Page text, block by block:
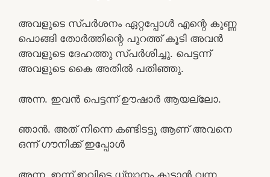
അവളുടെ സ്പർശനം ഏറ്റപ്പോൾ എന്റെ കുണ്ണ
പൊങ്ങി തോർത്തിന്റെ പുറത്ത് കൂടി അവൻ
അവളുടെ ദേഹത്തു സ്പർശിച്ചു. പെട്ടന്ന്
അവളുടെ കൈ അതിൽ പതിഞ്ഞു.
അന്ന. ഇവൻ പെട്ടന്ന് ഊഷാർ ആയല്ലോ.
ഞാൻ. അത് നിന്നെ കണ്ടിടട്ടു ആണ് അവനെ
ഒന്ന് ഗൗനിക്ക് ഇപ്പോൾ
അന്ന. ഇന്ന് ഇവിടെ ധ്യാനം കൂടാൻ വന്ന